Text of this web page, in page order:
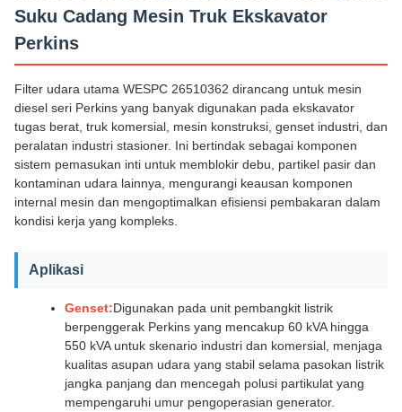
Suku Cadang Mesin Truk Ekskavator
Perkins
Filter udara utama WESPC 26510362 dirancang untuk mesin
diesel seri Perkins yang banyak digunakan pada ekskavator
tugas berat, truk komersial, mesin konstruksi, genset industri, dan
peralatan industri stasioner. Ini bertindak sebagai komponen
sistem pemasukan inti untuk memblokir debu, partikel pasir dan
kontaminan udara lainnya, mengurangi keausan komponen
internal mesin dan mengoptimalkan efisiensi pembakaran dalam
kondisi kerja yang kompleks.
Aplikasi
Genset:Digunakan pada unit pembangkit listrik
berpenggerak Perkins yang mencakup 60 kVA hingga
550 kVA untuk skenario industri dan komersial, menjaga
kualitas asupan udara yang stabil selama pasokan listrik
jangka panjang dan mencegah polusi partikulat yang
mempengaruhi umur pengoperasian generator.